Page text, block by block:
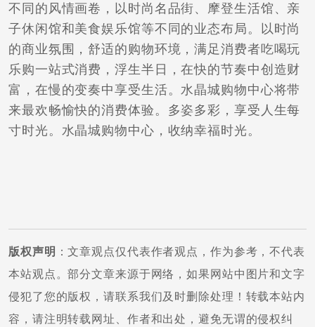
不同的风情画卷，以时尚名品街、摩登生活馆、亲
子休闲馆和美食娱乐馆等不同的业态布局。以时尚
的商业氛围，舒适的购物环境，满足消费者吃喝玩
乐购一站式消费，浮生半日，在快的节奏中创造财
富，在慢的变奏中享受生活。水晶城购物中心将带
来最欢畅愉快的消费体验。多姿多彩，享受人生每
寸时光。水晶城购物中心，收纳幸福时光。
版权声明 ：文章观点仅代表作者观点，作为参考，不代表
本站观点。部分文章来源于网络，如果网站中图片和文字
侵犯了您的版权，请联系我们及时删除处理！转载本站内
容，请注明转载网址、作者和出处，避免无谓的侵权纠